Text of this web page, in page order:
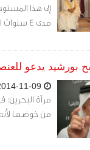
إلى هذا
مدى 4 سنوات الحكومة هي من اشتغلت بتغييره.
بورشيد يدعو
مرآة البحرين:
من خوضها